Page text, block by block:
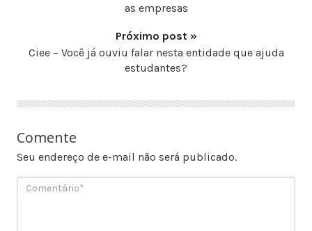
as empresas
Próximo post »
Ciee – Você já ouviu falar nesta entidade que ajuda
estudantes?
Comente
Seu endereço de e-mail não será publicado.